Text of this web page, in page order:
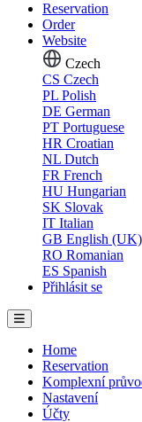
Reservation
Order
Website
Czech
CS Czech
PL Polish
DE German
PT Portuguese
HR Croatian
NL Dutch
FR French
HU Hungarian
SK Slovak
IT Italian
GB English (UK)
RO Romanian
ES Spanish
Přihlásit se
Home
Reservation
Komplexní
Nastavení
Účty